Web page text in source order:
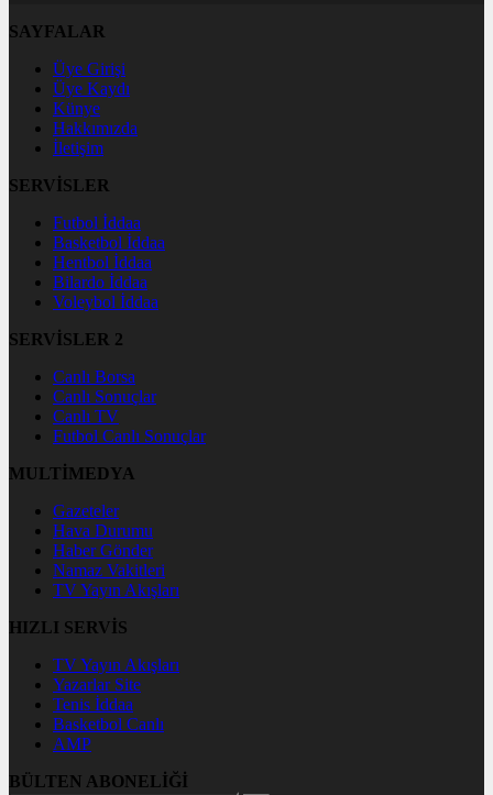
SAYFALAR
Üye Girişi
Üye Kaydı
Künye
Hakkımızda
İletişim
SERVİSLER
Futbol İddaa
Basketbol İddaa
Hentbol İddaa
Bilardo İddaa
Voleybol İddaa
SERVİSLER 2
Canlı Borsa
Canlı Sonuçlar
Canlı TV
Futbol Canlı Sonuçlar
MULTİMEDYA
Gazeteler
Hava Durumu
Haber Gönder
Namaz Vakitleri
TV Yayın Akışları
HIZLI SERVİS
TV Yayın Akışları
Yazarlar Site
Tenis İddaa
Basketbol Canlı
AMP
BÜLTEN ABONELİĞİ